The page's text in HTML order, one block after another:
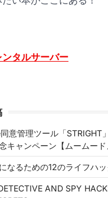
タルサーバー
意管理ツール「STRIGHT
キャンペーン【ムームード
なるための12のライフハッ
AND SPY